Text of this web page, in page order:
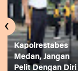
Kapolrestabes
Medan, Jangan
Pelit Dengan Diri
‹